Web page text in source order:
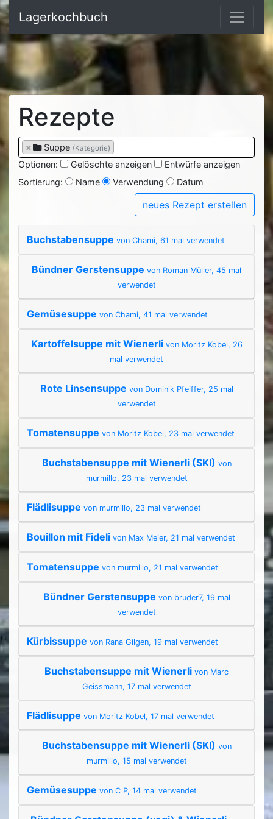
Lagerkochbuch
Rezepte
× Suppe (Kategorie)
Optionen: Gelöschte anzeigen
Entwürfe anzeigen
Sortierung:
Name Verwendung Datum
neues Rezept erstellen
Buchstabensuppe von Chami, 61 mal verwendet
Bündner Gerstensuppe von Roman Müller, 45 mal
verwendet
Gemüsesuppe von Chami, 41 mal verwendet
Kartoffelsuppe mit Wienerli von Moritz Kobel, 26
mal verwendet
Rote Linsensuppe von Dominik Pfeiffer, 25 mal
verwendet
Tomatensuppe von Moritz Kobel, 23 mal verwendet
Buchstabensuppe mit Wienerli (SKI) von
murmillo, 23 mal verwendet
Flädlisuppe von murmillo, 23 mal verwendet
Bouillon mit Fideli von Max Meier, 21 mal verwendet
Tomatensuppe von murmillo, 21 mal verwendet
Bündner Gerstensuppe von bruder7, 19 mal
verwendet
Kürbissuppe von Rana Gilgen, 19 mal verwendet
Buchstabensuppe mit Wienerli von Marc
Geissmann, 17 mal verwendet
Flädlisuppe von Moritz Kobel, 17 mal verwendet
Buchstabensuppe mit Wienerli (SKI) von
murmillo, 15 mal verwendet
Gemüsesuppe von C P, 14 mal verwendet